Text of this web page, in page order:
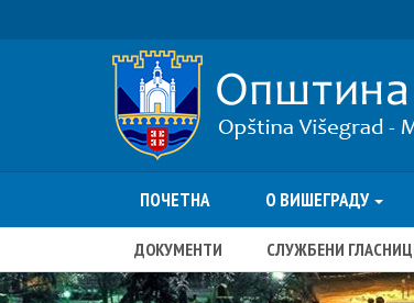
ПОЧЕТНА О ВИШЕГРАДУ
ДОКУМЕНТИ СЛУЖБЕНИ